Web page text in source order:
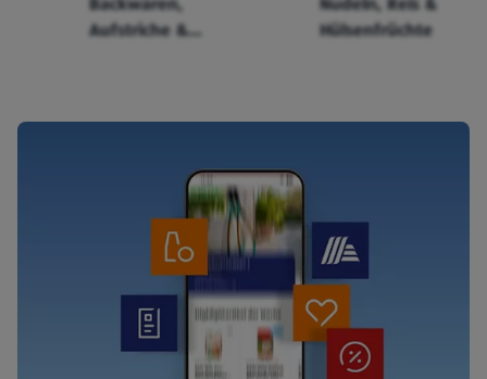
Aufstriche &
Hülsenfrüchte